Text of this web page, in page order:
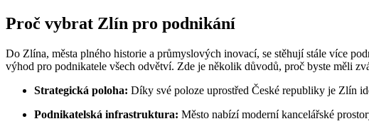
Proč vybrat Zlín pro podnikání
Do Zlína, města plného historie a průmyslových inovací, se stěhují stále více
výhod pro podnikatele všech odvětví. Zde je několik důvodů, proč byste měli
Strategická poloha: Díky své poloze uprostřed České republiky je Zlín
Podnikatelská infrastruktura: Město nabízí moderní kancelářské